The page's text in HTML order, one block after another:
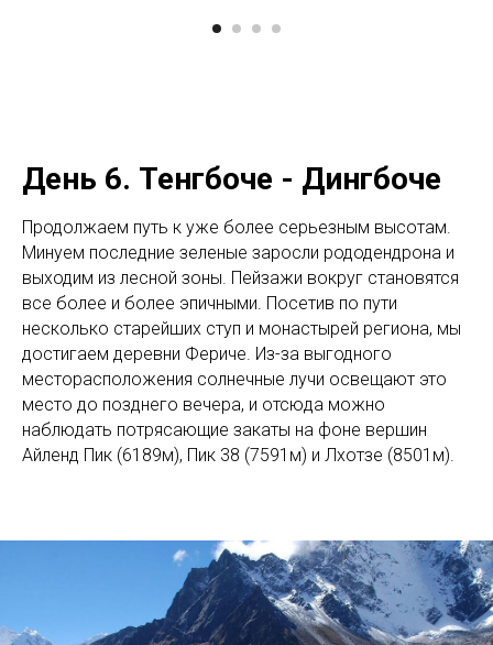
День 6. Тенгбоче - Дингбоче
Продолжаем путь к уже более серьезным высотам.
Минуем последние зеленые заросли рододендрона и
выходим из лесной зоны. Пейзажи вокруг становятся
все более и более эпичными. Посетив по пути
несколько старейших ступ и монастырей региона, мы
достигаем деревни Фериче. Из-за выгодного
месторасположения солнечные лучи освещают это
место до позднего вечера, и отсюда можно
наблюдать потрясающие закаты на фоне вершин
Айленд Пик (6189м), Пик 38 (7591м) и Лхотзе (8501м).